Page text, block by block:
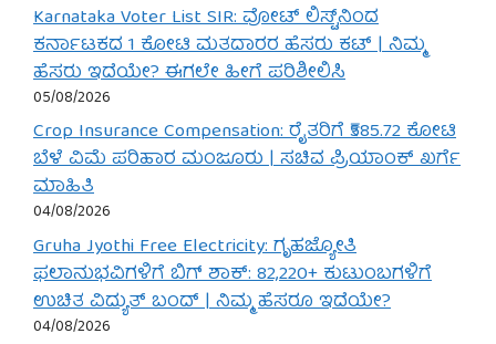
Karnataka Voter List SIR: ವೋಟ್ ಲಿಸ್ಟ್‌ನಿಂದ
ಕರ್ನಾಟಕದ 1 ಕೋಟಿ ಮತದಾರರ ಹೆಸರು ಕಟ್ | ನಿಮ್ಮ
ಹೆಸರು ಇದೆಯೇ? ಈಗಲೇ ಹೀಗೆ ಪರಿಶೀಲಿಸಿ
05/08/2026
Crop Insurance Compensation: ರೈತರಿಗೆ ₹585.72 ಕೋಟಿ
ಬೆಳೆ ವಿಮೆ ಪರಿಹಾರ ಮಂಜೂರು | ಸಚಿವ ಪ್ರಿಯಾಂಕ್ ಖರ್ಗೆ
ಮಾಹಿತಿ
04/08/2026
Gruha Jyothi Free Electricity: ಗೃಹಜ್ಯೋತಿ
ಫಲಾನುಭವಿಗಳಿಗೆ ಬಿಗ್ ಶಾಕ್: 82,220+ ಕುಟುಂಬಗಳಿಗೆ
ಉಚಿತ ವಿದ್ಯುತ್ ಬಂದ್ | ನಿಮ್ಮ ಹೆಸರೂ ಇದೆಯೇ?
04/08/2026